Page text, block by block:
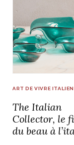
LIRE
joie de vivre
Lucia
bord
ART DE VIVRE ITALIEN
The Italian
Collector, le
du beau à